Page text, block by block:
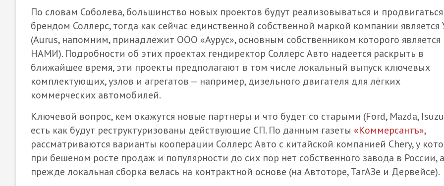
По словам Соболева, большинство новых проектов будут реализовываться и
брендом Соллерс, тогда как сейчас единственной собственной маркой компании является
(Aurus, напомним, принадлежит ООО «Аурус», основным собственником которого является
НАМИ). Подробности об этих проектах гендиректор Соллерс Авто надеется раскрыть в
ближайшее время, эти проекты предполагают в том числе локальный выпуск ключевых
комплектующих, узлов и агрегатов — например, дизельного двигателя для лёгких
коммерческих автомобилей.
Ключевой вопрос, кем окажутся новые партнёры и что будет со старыми (Ford, Mazda,
есть как будут реструктуризованы действующие СП. По данным газеты «Коммерсантъ»,
рассматриваются варианты кооперации Соллерс Авто с китайской компанией Chery, у
при бешеном росте продаж и популярности до сих пор нет собственного завода в России, а
прежде локальная сборка велась на контрактной основе (на Автоторе, ТагАЗе и Дервейсе).